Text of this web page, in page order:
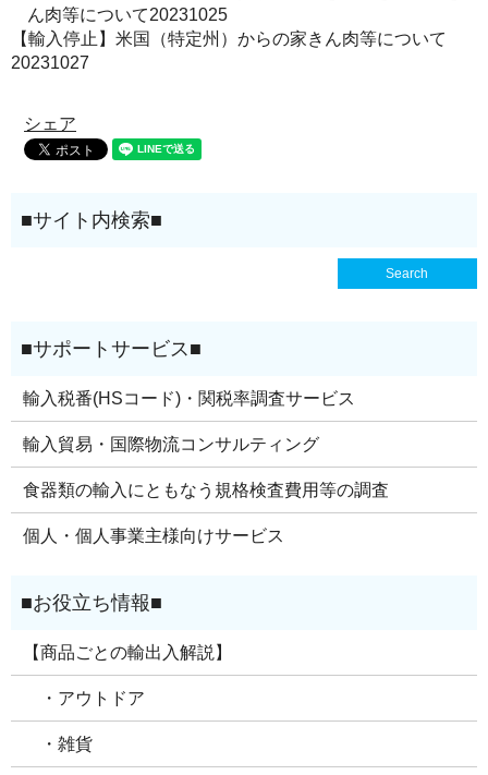
ん肉等について20231025
【輸入停止】米国（特定州）からの家きん肉等について
20231027
シェア
輸入税番(HSコード)・関税率調査サービス
輸入貿易・国際物流コンサルティング
食器類の輸入にともなう規格検査費用等の調査
個人・個人事業主様向けサービス
【商品ごとの輸出入解説】
・アウトドア
・雑貨